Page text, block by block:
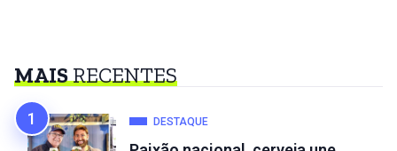
MAISRECENTES
DESTAQUE